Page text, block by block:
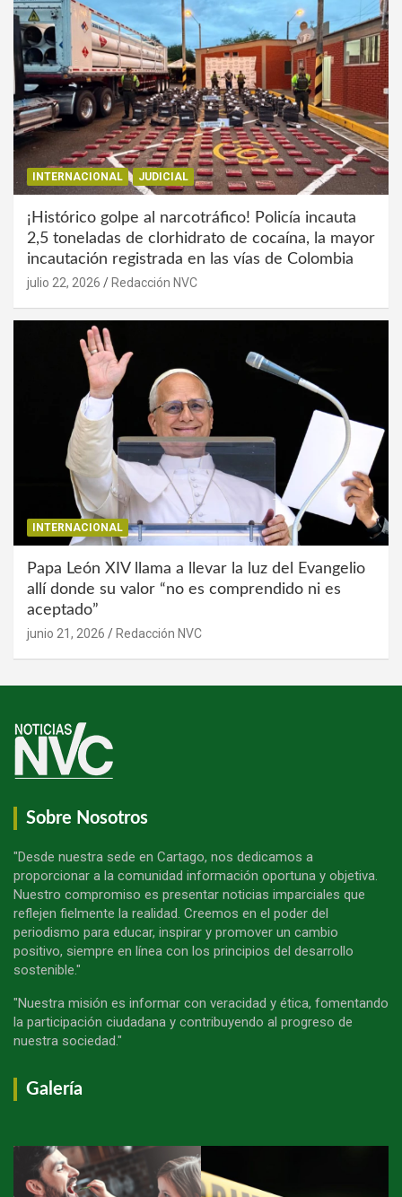
INTERNACIONAL JUDICIAL
¡Histórico golpe al narcotráfico! Policía incauta
2,5 toneladas de clorhidrato de cocaína, la mayor
incautación registrada en las vías de Colombia
julio 22, 2026 Redacción NVC
INTERNACIONAL
Papa León XIV llama a llevar la luz del Evangelio
allí donde su valor “no es comprendido ni es
aceptado”
junio 21, 2026 Redacción NVC
Sobre Nosotros
"Desde nuestra sede en Cartago, nos dedicamos a
proporcionar a la comunidad información oportuna y objetiva.
Nuestro compromiso es presentar noticias imparciales que
reflejen fielmente la realidad. Creemos en el poder del
periodismo para educar, inspirar y promover un cambio
positivo, siempre en línea con los principios del desarrollo
sostenible."
"Nuestra misión es informar con veracidad y ética, fomentando
la participación ciudadana y contribuyendo al progreso de
nuestra sociedad."
Galería